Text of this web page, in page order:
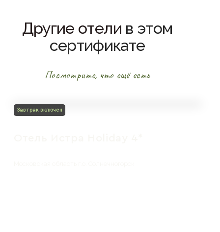
Другие отели в этом
сертификате
Посмотрите, что ещё есть
Завтрак включен